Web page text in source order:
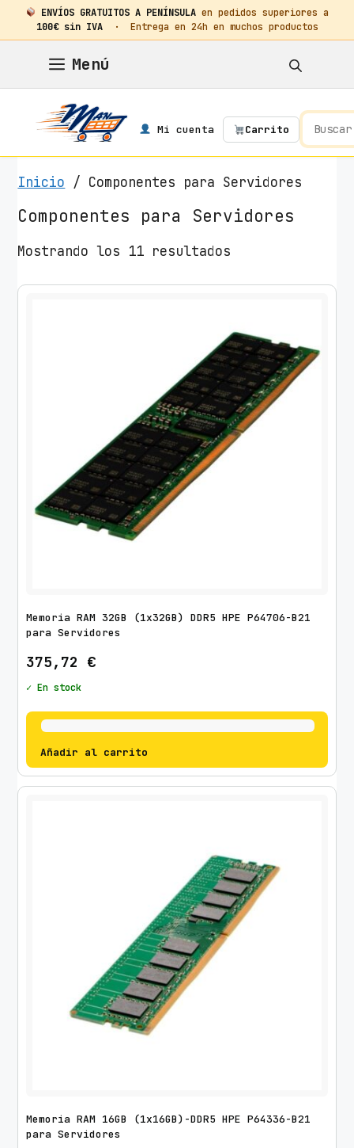
ENVÍOS GRATUITOS A PENÍNSULA en pedidos superiores a
100€ sin IVA· Entrega en 24h en muchos productos
contenido
Menú
Mi cuenta Carrito
Inicio / Componentes para Servidores
Componentes para Servidores
Mostrando los 11 resultados
d
n
a
d
o
p
o
r
o
Memoria RAM 32GB (1x32GB) DDR5 HPE P64706-B21
para Servidores
375,72 €
✓ En stock
Añadir al carrito
Memoria RAM 16GB (1x16GB)-DDR5 HPE P64336-B21
para Servidores